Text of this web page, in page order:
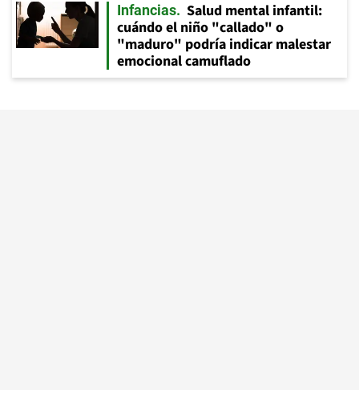
Infancias
Salud mental infantil:
cuándo el niño "callado" o
"maduro" podría indicar malestar
emocional camuflado